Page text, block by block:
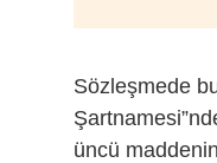
Sözleşmede
üncü